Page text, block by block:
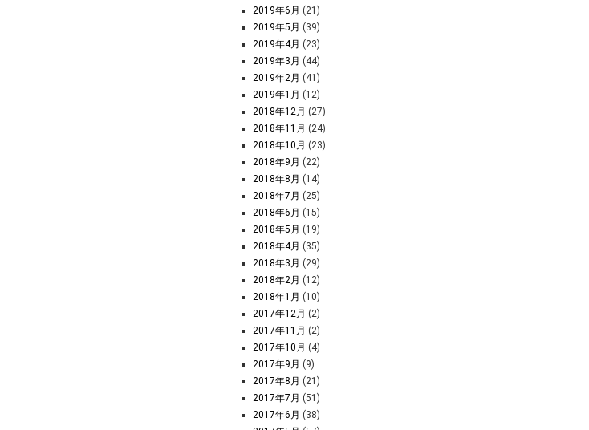
2019年6月 (21)
2019年5月 (39)
2019年4月 (23)
2019年3月 (44)
2019年2月 (41)
2019年1月 (12)
2018年12月 (27)
2018年11月 (24)
2018年10月 (23)
2018年9月 (22)
2018年8月 (14)
2018年7月 (25)
2018年6月 (15)
2018年5月 (19)
2018年4月 (35)
2018年3月 (29)
2018年2月 (12)
2018年1月 (10)
2017年12月 (2)
2017年11月 (2)
2017年10月 (4)
2017年9月 (9)
2017年8月 (21)
2017年7月 (51)
2017年6月 (38)